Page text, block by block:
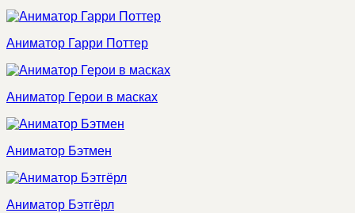
Аниматор Гарри Поттер
Аниматор Герои в масках
Аниматор Бэтмен
Аниматор Бэтгёрл